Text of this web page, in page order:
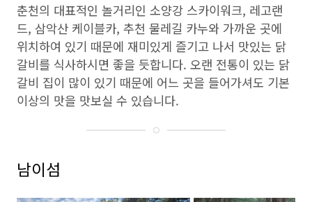
춘천의 대표적인 놀거리인 소양강 스카이워크, 레고랜
드, 삼악산 케이블카, 추천 물레길 카누와 가까운 곳에
위치하여 있기 때문에 재미있게 즐기고 나서 맛있는 닭
갈비를 식사하시면 좋을 듯합니다. 오랜 전통이 있는 닭
갈비 집이 많이 있기 때문에 어느 곳을 들어가셔도 기본
이상의 맛을 맛보실 수 있습니다.
남이섬